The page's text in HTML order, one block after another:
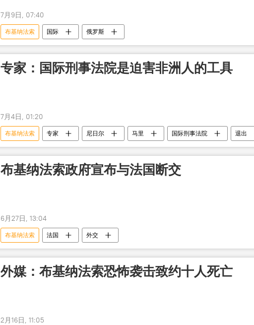
7月9日, 07:40
布基纳法索 国际 俄罗斯
专家：国际刑事法院是迫害非洲人的工具
7月4日, 01:20
布基纳法索 专家 尼日尔 马里 国际刑事法院 退出
布基纳法索政府宣布与法国断交
6月27日, 13:04
布基纳法索 法国 外交
外媒：布基纳法索恐怖袭击致约十人死亡
2月16日, 11:05